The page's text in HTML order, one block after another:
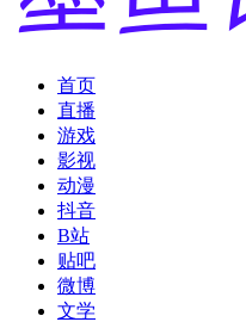
首页
直播
游戏
影视
动漫
抖音
B站
贴吧
微博
文学